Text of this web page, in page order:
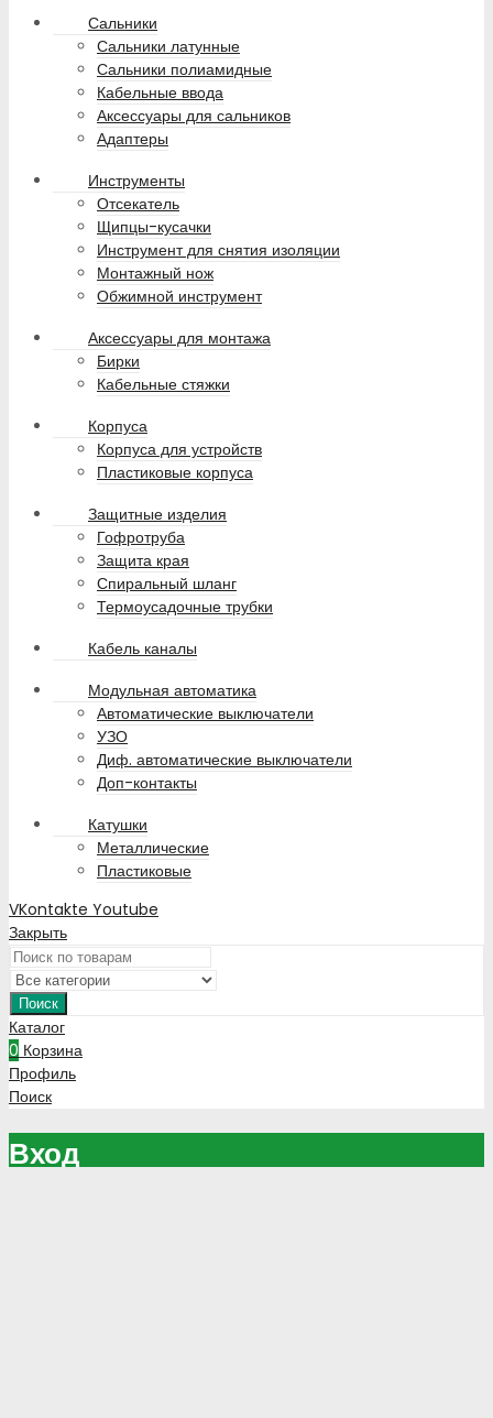
Сальники
Сальники латунные
Сальники полиамидные
Кабельные ввода
Аксессуары для сальников
Адаптеры
Инструменты
Отсекатель
Щипцы-кусачки
Инструмент для снятия изоляции
Монтажный нож
Обжимной инструмент
Аксессуары для монтажа
Бирки
Кабельные стяжки
Корпуса
Корпуса для устройств
Пластиковые корпуса
Защитные изделия
Гофротруба
Защита края
Спиральный шланг
Термоусадочные трубки
Кабель каналы
Модульная автоматика
Автоматические выключатели
УЗО
Диф. автоматические выключатели
Доп-контакты
Катушки
Металлические
Пластиковые
VKontakte Youtube
Закрыть
Поиск
Каталог
0 Корзина
Профиль
Поиск
Вход